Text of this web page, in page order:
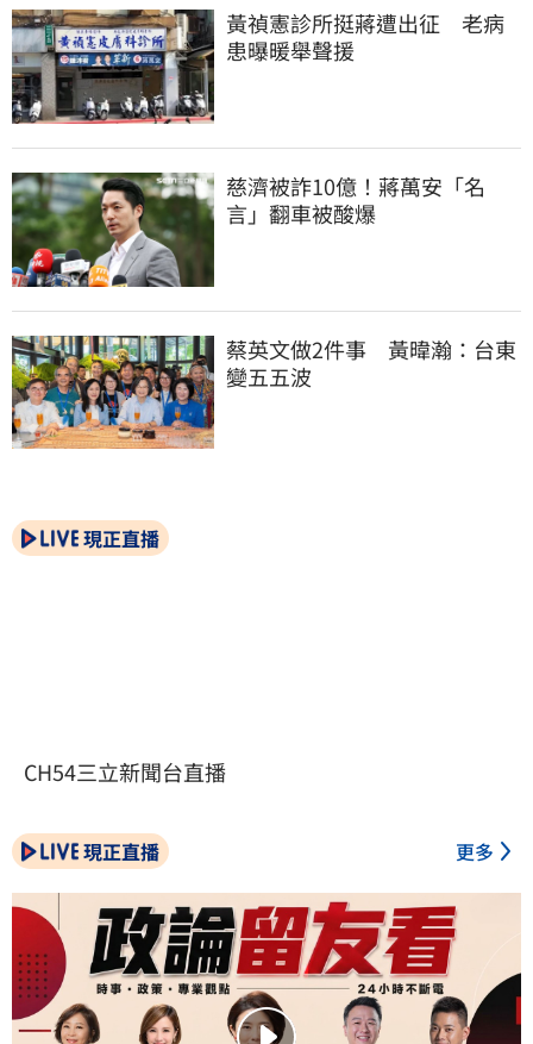
黃禎憲診所挺蔣遭出征　老病
患曝暖舉聲援
慈濟被詐10億！蔣萬安「名
言」翻車被酸爆
蔡英文做2件事　黃暐瀚：台東
變五五波
現正直播
CH54三立新聞台直播
現正直播 更多